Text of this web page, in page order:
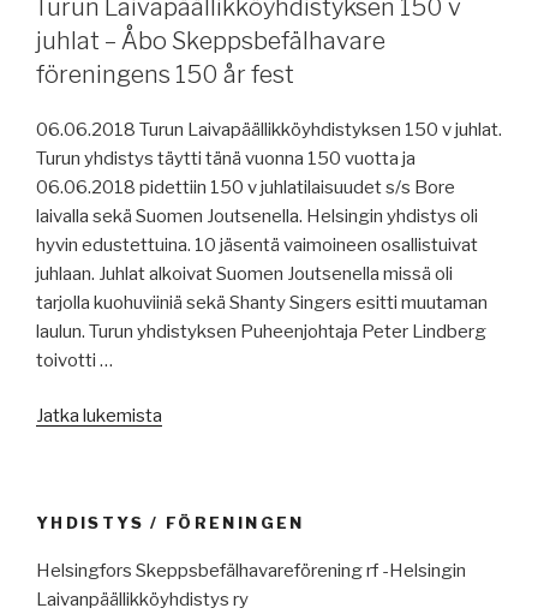
Turun Laivapäällikköyhdistyksen 150 v
juhlat – Åbo Skeppsbefälhavare
föreningens 150 år fest
06.06.2018 Turun Laivapäällikköyhdistyksen 150 v juhlat.
Turun yhdistys täytti tänä vuonna 150 vuotta ja
06.06.2018 pidettiin 150 v juhlatilaisuudet s/s Bore
laivalla sekä Suomen Joutsenella. Helsingin yhdistys oli
hyvin edustettuina. 10 jäsentä vaimoineen osallistuivat
juhlaan. Juhlat alkoivat Suomen Joutsenella missä oli
tarjolla kuohuviiniä sekä Shanty Singers esitti muutaman
laulun. Turun yhdistyksen Puheenjohtaja Peter Lindberg
toivotti …
Jatka lukemista
juhlat
Åbo
YHDISTYS / FÖRENINGEN
Helsingfors Skeppsbefälhavareförening rf -Helsingin
Laivanpäällikköyhdistys ry